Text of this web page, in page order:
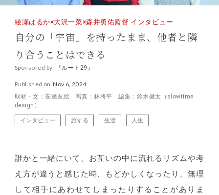
綾瀬はるか×大沢一菜×森井勇佑監督 インタビュー
自分の「宇宙」を持ったまま、他者と隣
り合うことはできる
Sponsored by 『ルート29』
Published on Nov 6, 2024
取材・文：安達友絵 写真：林将平 編集：鈴木健太（slowtime
design）
インタビュー 旅する 生活 人生
誰かと一緒にいて、お互いの中に流れるリズムや考
え方が違うと感じた時、もどかしくなったり、無理
して相手にあわせてしまったりすることがありま